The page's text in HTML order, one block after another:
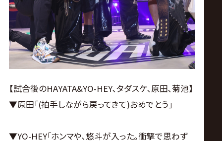
【試合後のHAYATA&YO-HEY､タダスケ､原田､菊池】
▼原田｢(拍手しながら戻ってきて)おめでとう｣
▼YO-HEY｢ホンマや､悠斗が入った｡衝撃で思わず